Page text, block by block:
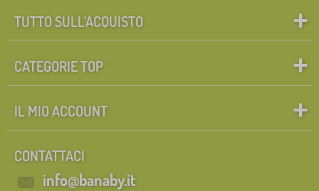
TUTTO SULL’ACQUISTO
CATEGORIE TOP
IL MIO ACCOUNT
CONTATTACI
info@banaby.it